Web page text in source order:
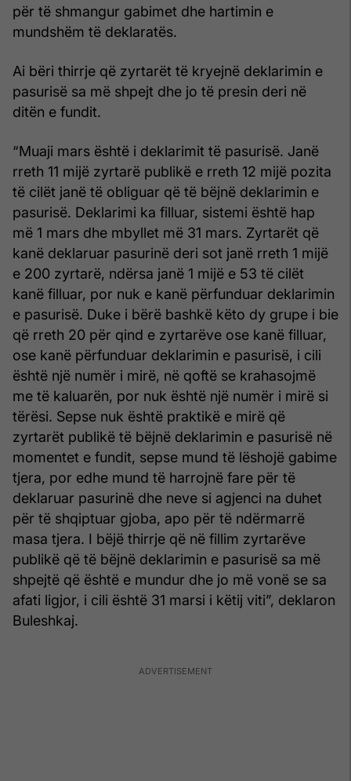
për të shmangur gabimet dhe hartimin e
mundshëm të deklaratës.
Ai bëri thirrje që zyrtarët të kryejnë deklarimin e
pasurisë sa më shpejt dhe jo të presin deri në
ditën e fundit.
“Muaji mars është i deklarimit të pasurisë. Janë
rreth 11 mijë zyrtarë publikë e rreth 12 mijë pozita
të cilët janë të obliguar që të bëjnë deklarimin e
pasurisë. Deklarimi ka filluar, sistemi është hap
më 1 mars dhe mbyllet më 31 mars. Zyrtarët që
kanë deklaruar pasurinë deri sot janë rreth 1 mijë
e 200 zyrtarë, ndërsa janë 1 mijë e 53 të cilët
kanë filluar, por nuk e kanë përfunduar deklarimin
e pasurisë. Duke i bërë bashkë këto dy grupe i bie
që rreth 20 për qind e zyrtarëve ose kanë filluar,
ose kanë përfunduar deklarimin e pasurisë, i cili
është një numër i mirë, në qoftë se krahasojmë
me të kaluarën, por nuk është një numër i mirë si
tërësi. Sepse nuk është praktikë e mirë që
zyrtarët publikë të bëjnë deklarimin e pasurisë në
momentet e fundit, sepse mund të lëshojë gabime
tjera, por edhe mund të harrojnë fare për të
deklaruar pasurinë dhe neve si agjenci na duhet
për të shqiptuar gjoba, apo për të ndërmarrë
masa tjera. I bëjë thirrje që në fillim zyrtarëve
publikë që të bëjnë deklarimin e pasurisë sa më
shpejtë që është e mundur dhe jo më vonë se sa
afati ligjor, i cili është 31 marsi i këtij viti”, deklaron
Buleshkaj.